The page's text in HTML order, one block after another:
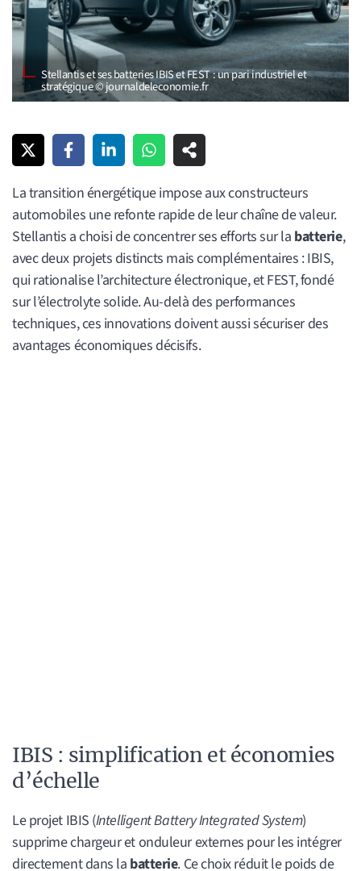
Stellantis et ses batteries IBIS et FEST : un pari industriel et
stratégique © journaldeleconomie.fr
La transition énergétique impose aux constructeurs
automobiles une refonte rapide de leur chaîne de valeur.
Stellantis a choisi de concentrer ses efforts sur la batterie,
avec deux projets distincts mais complémentaires : IBIS,
qui rationalise l’architecture électronique, et FEST, fondé
sur l’électrolyte solide. Au-delà des performances
techniques, ces innovations doivent aussi sécuriser des
avantages économiques décisifs.
IBIS : simplification et économies
d’échelle
Le projet IBIS (Intelligent Battery Integrated System)
supprime chargeur et onduleur externes pour les intégrer
directement dans la batterie. Ce choix réduit le poids de